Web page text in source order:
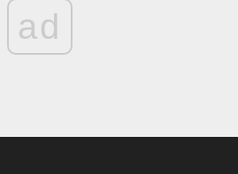
ad